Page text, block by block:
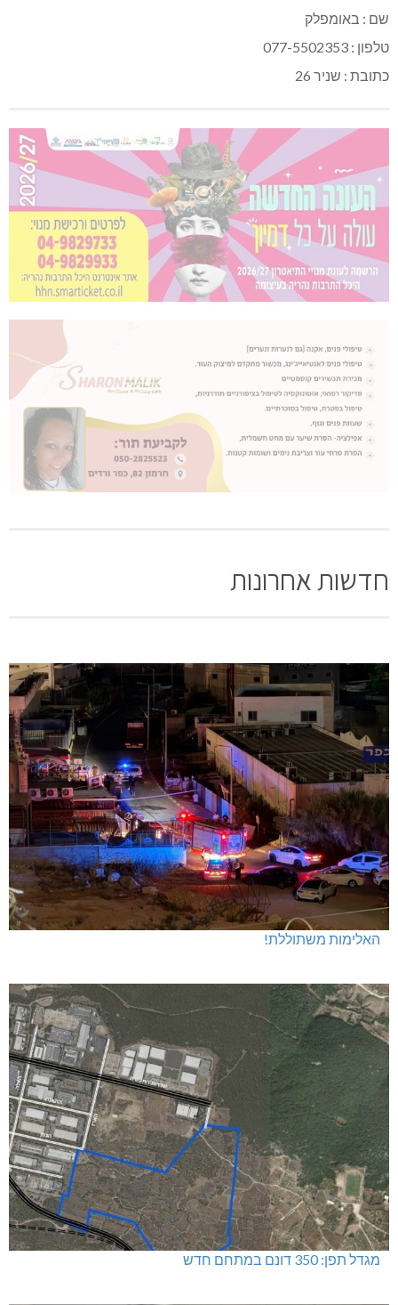
שם : באומפלק
טלפון : 077-5502353
כתובת : שניר 26
חדשות אחרונות
האלימות משתוללת!
מגדל תפן: 350 דונם במתחם חדש